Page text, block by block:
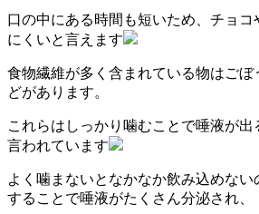
口の中にある時間も短いため、チョコ
にくいと言えます
食物繊維が多く含まれている物はごぼ
どがあります。
これらはしっかり噛むことで唾液が出
言われています
よく噛まないとなかなか飲み込めない
することで唾液がたくさん分泌され、